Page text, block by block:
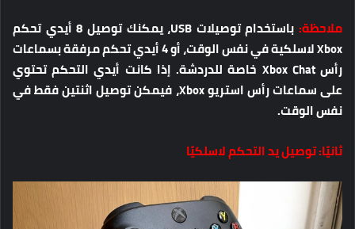
ملاحظة:
باستخدام توصيلات USB، يمكنك توصيل 8 أيدي تحكم
Xbox لاسلكية في نفس الوقت، أو 4 أيدي تحكم مرفقة بسماعات
رأس Xbox Chat خاصة للدردشة. إذا كانت أيدي التحكم تحتوي
على سماعات رأس استريو Xbox، فيمكن توصيل اثنتين فقط في
نفس الوقت.
ثانيًا: توصيل يد التحكم لاسلكيًا